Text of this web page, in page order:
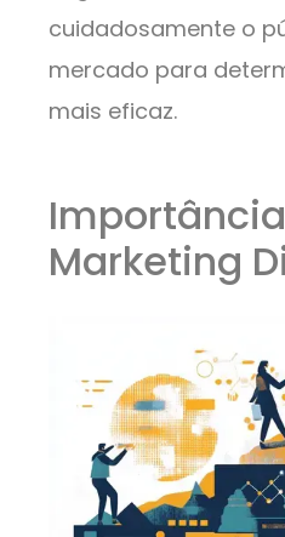
cuidadosamente o
mercado para
mais eficaz.
Marketing